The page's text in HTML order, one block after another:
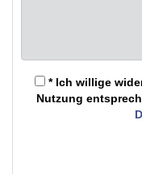
* Ich willige
Nutzung